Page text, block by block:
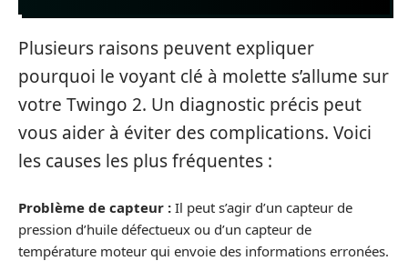
Plusieurs raisons peuvent expliquer
pourquoi le voyant clé à molette s’allume sur
votre Twingo 2. Un diagnostic précis peut
vous aider à éviter des complications. Voici
les causes les plus fréquentes :
Problème de capteur : Il peut s’agir d’un capteur de
pression d’huile défectueux ou d’un capteur de
température moteur qui envoie des informations erronées.